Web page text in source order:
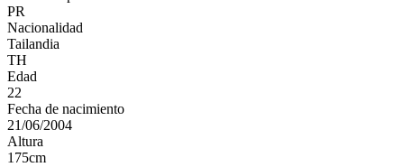
PR
Nacionalidad
Tailandia
TH
Edad
22
Fecha de nacimiento
21/06/2004
Altura
175cm